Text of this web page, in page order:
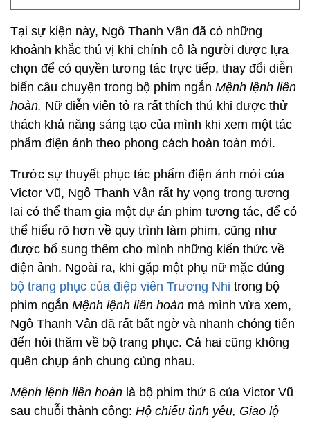
Tại sự kiện này, Ngô Thanh Vân đã có những
khoảnh khắc thú vị khi chính cô là người được lựa
chọn để có quyền tương tác trực tiếp, thay đổi diễn
biến câu chuyện trong bộ phim ngắn Mệnh lệnh liên
hoàn. Nữ diễn viên tỏ ra rất thích thú khi được thử
thách khả năng sáng tạo của mình khi xem một tác
phẩm điện ảnh theo phong cách hoàn toàn mới.
Trước sự thuyết phục tác phẩm điện ảnh mới của
Victor Vũ, Ngô Thanh Vân rất hy vọng trong tương
lai có thể tham gia một dự án phim tương tác, để có
thể hiểu rõ hơn về quy trình làm phim, cũng như
được bổ sung thêm cho mình những kiến thức về
điện ảnh. Ngoài ra, khi gặp một phụ nữ mặc đúng
bộ trang phục của điệp viên Trương Nhi trong bộ
phim ngắn Mệnh lệnh liên hoàn mà mình vừa xem,
Ngô Thanh Vân đã rất bất ngờ và nhanh chóng tiến
đến hỏi thăm về bộ trang phục. Cả hai cũng không
quên chụp ảnh chung cùng nhau.
Mệnh lệnh liên hoàn là bộ phim thứ 6 của Victor Vũ
sau chuỗi thành công: Hộ chiếu tình yêu, Giao lộ